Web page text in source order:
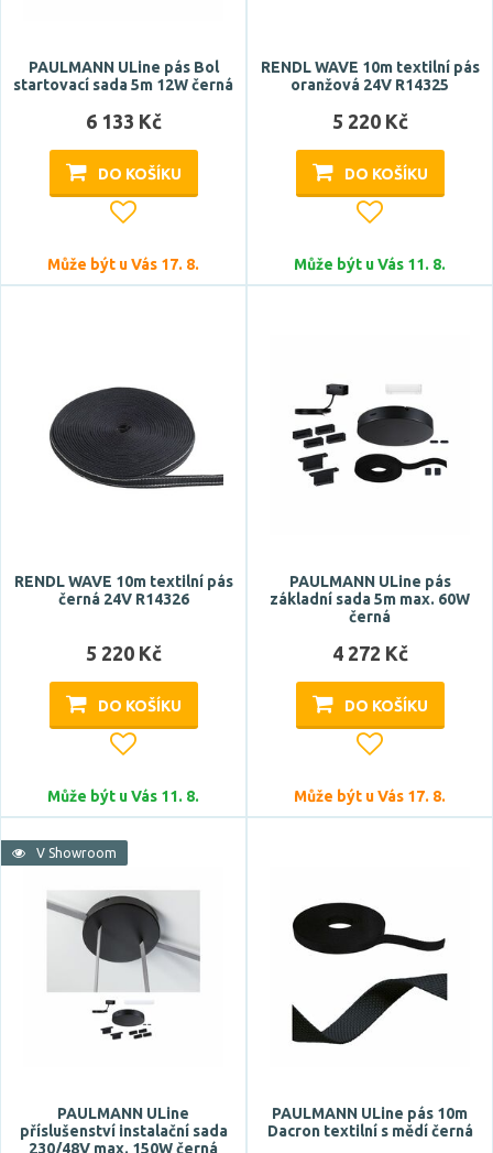
48V DC
220-240V
Barva světla
studená denní bílá
Stmívatelné
Typ zdroje
Zdroj světla součástí
PAULMANN ULine pás Bol
startovací sada 5m 12W černá
6 133 Kč
DO KOŠÍKU
Může být u Vás 17. 8.
RENDL WAVE 10m textilní pás
oranžová 24V R14325
5 220 Kč
DO KOŠÍKU
Může být u Vás 11. 8.
RENDL WAVE 10m textilní pás
černá 24V R14326
5 220 Kč
DO KOŠÍKU
Může být u Vás 11. 8.
PAULMANN ULine pás
základní sada 5m max. 60W
černá
4 272 Kč
DO KOŠÍKU
Může být u Vás 17. 8.
V Showroom
PAULMANN ULine
příslušenství instalační sada
230/48V max. 150W černá
PAULMANN ULine pás 10m
Dacron textilní s mědí černá